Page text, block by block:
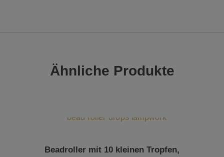
Ähnliche Produkte
Beadroller mit 10 kleinen Tropfen,